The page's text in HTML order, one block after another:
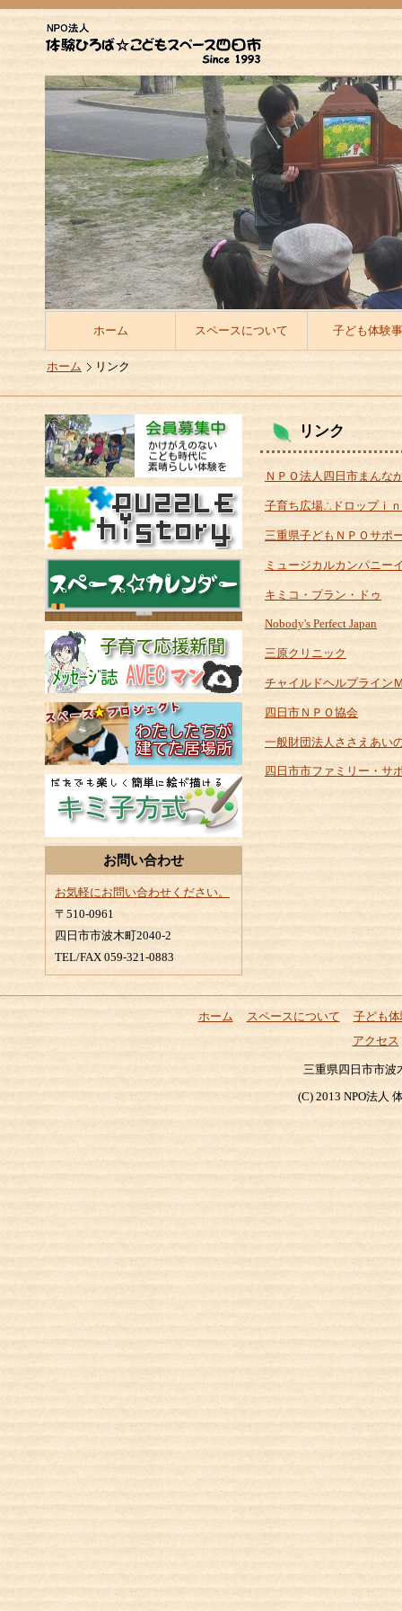
ホーム スペースについて 子ども体験
ホーム リンク
リンク
ＮＰＯ法人四日市まんな
子育ち広場∴ドロップｉｎ
三重県子どもＮＰＯサポ
ミュージカルカンパニー
キミコ・プラン・ドゥ
Nobody's Perfect Japan
三原クリニック
チャイルドヘルプライン
四日市ＮＰＯ協会
一般財団法人ささえあい
四日市市ファミリー・サ
お問い合わせ
お気軽にお問い合わせください。
〒510-0961
四日市市波木町2040-2
TEL/FAX 059-321-0883
ホーム スペースについて
子ども
アクセス
三重県四日市市波
(C) 2013 NPO法人